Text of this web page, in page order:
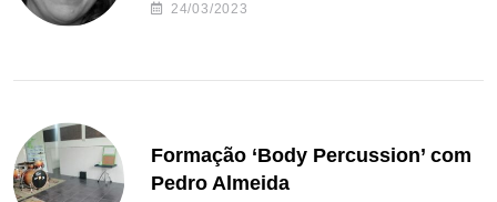
24/03/2023
Formação ‘Body Percussion’ com
Pedro Almeida